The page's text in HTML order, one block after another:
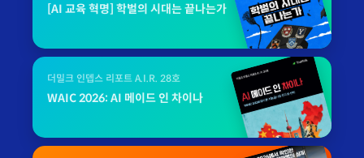
[AI 교육 혁명] 학벌의 시대는 끝나는가
더밀크 인뎁스 리포트 A.I.R. 28호
WAIC 2026: AI 메이드 인 차이나